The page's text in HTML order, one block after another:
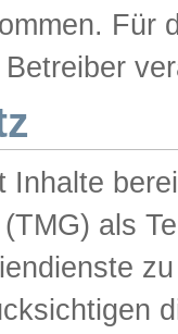
Für
Inhalte
als